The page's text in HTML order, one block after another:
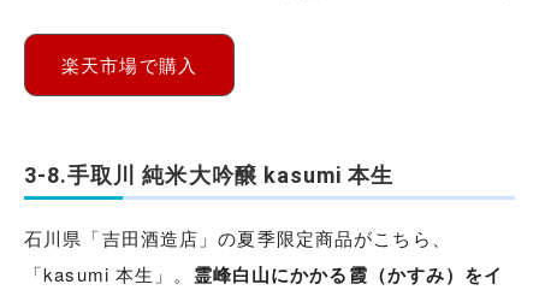
楽天市場で購入
3-8.手取川 純米大吟醸 kasumi 本生
石川県「吉田酒造店」の夏季限定商品がこちら、
「kasumi 本生」。 霊峰白山にかかる霞（かすみ）をイ